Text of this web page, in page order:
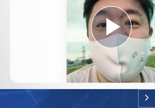
Play
Video